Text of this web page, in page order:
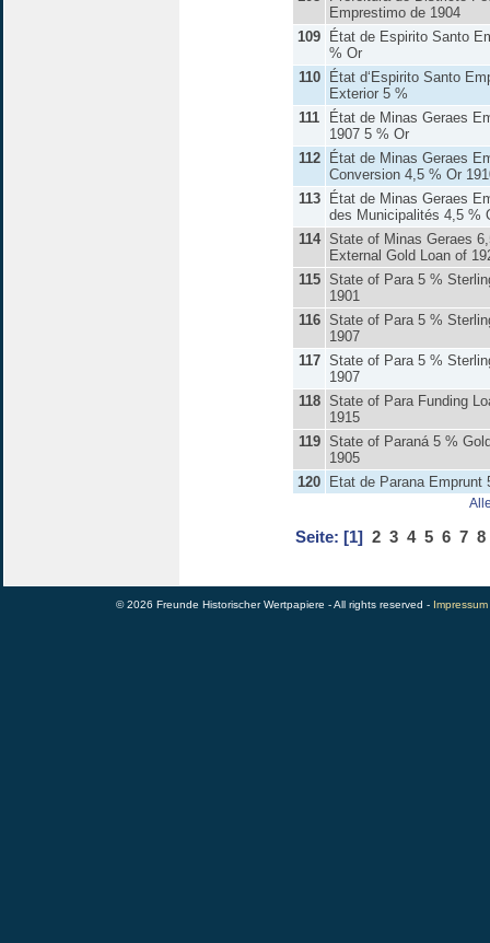
Emprestimo de 1904
109
État de Espirito Santo
% Or
110
État d‘Espirito Santo
Exterior 5 %
111
État de Minas Geraes
1907 5 % Or
112
État de Minas Geraes
Conversion 4,5 % Or
113
État de Minas Geraes
des Municipalités 4,5 %
114 State of Minas Geraes
External Gold Loan of
115 State of Para 5 %
1901
116 State of Para 5 %
1907
117 State of Para 5 %
1907
118 State of Para Funding
1915
119 State of Paraná 5 %
1905
120
Etat de Parana Emprunt
Seite: [1] 2 3 4 5 6 7 8
© 2026 Freunde Historischer Wertpapiere - All rights reserved - Impressum